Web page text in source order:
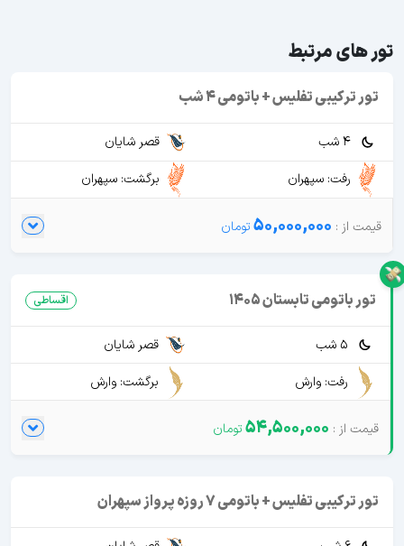
تور های مرتبط
تور ترکیبی تفلیس + باتومی 4 شب
4 شب
قصر شایان
رفت: سپهران
برگشت: سپهران
50,000,000
تور باتومی تابستان 1405 اقساطی
5 شب
قصر شایان
رفت: وارش
برگشت: وارش
54,500,000
تور ترکیبی تفلیس + باتومی 7 روزه پرواز سپهران